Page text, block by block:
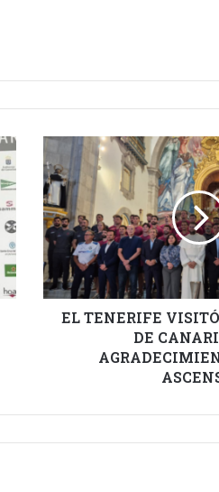
EL
TENERIFE
VISITÓ
A
LA
PATRONA
DE
CANARIAS
EN
AGRADECIMIENTO
EL TENERIFE
DE